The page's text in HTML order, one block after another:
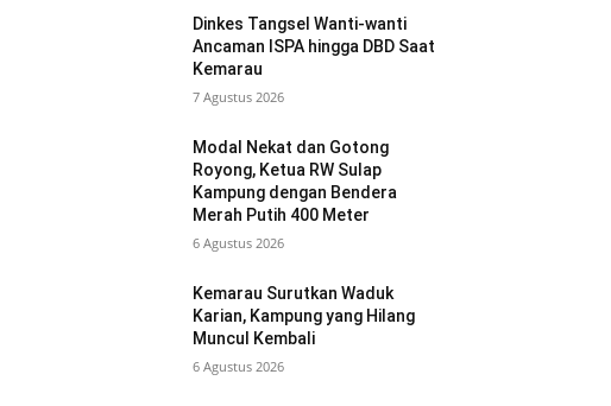
Dinkes Tangsel Wanti-wanti
Ancaman ISPA hingga DBD Saat
Kemarau
7 Agustus 2026
Modal Nekat dan Gotong
Royong, Ketua RW Sulap
Kampung dengan Bendera
Merah Putih 400 Meter
6 Agustus 2026
Kemarau Surutkan Waduk
Karian, Kampung yang Hilang
Muncul Kembali
6 Agustus 2026